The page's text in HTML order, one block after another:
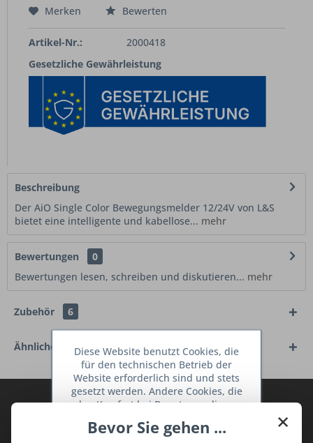
Merken Bewerten
Artikel-Nr.:
2000418
Gesetzliche Gewährleistung
Beschreibung
Der AiO Single Color Bewegungsmelder 12/24V von L&S
bietet eine intelligente und kabellose... mehr
Bewertungen
0
Bewertungen lesen, schreiben und diskutieren... mehr
Zubehör 6
Ähnliche Artikel
Abonnieren Sie den kostenlosen Deine
Sie keine Neuigkeit oder Aktion mehr aus
×
Bevor Sie gehen ...
Diese Website benutzt Cookies, die
für den technischen Betrieb der
Website erforderlich sind und stets
gesetzt werden. Andere Cookies, die
den Komfort bei Benutzung dieser
dienen oder die Interaktion mit